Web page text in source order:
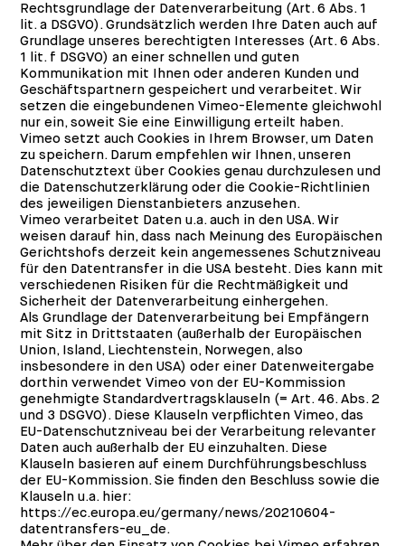
Rechtsgrundlage der Datenverarbeitung (Art. 6 Abs. 1
lit. a DSGVO). Grundsätzlich werden Ihre Daten auch auf
Grundlage unseres berechtigten Interesses (Art. 6 Abs.
1 lit. f DSGVO) an einer schnellen und guten
Kommunikation mit Ihnen oder anderen Kunden und
Geschäftspartnern gespeichert und verarbeitet. Wir
setzen die eingebundenen Vimeo-Elemente gleichwohl
nur ein, soweit Sie eine Einwilligung erteilt haben.
Vimeo setzt auch Cookies in Ihrem Browser, um Daten
zu speichern. Darum empfehlen wir Ihnen, unseren
Datenschutztext über Cookies genau durchzulesen und
die Datenschutzerklärung oder die Cookie-Richtlinien
des jeweiligen Dienstanbieters anzusehen.
Vimeo verarbeitet Daten u.a. auch in den USA. Wir
weisen darauf hin, dass nach Meinung des Europäischen
Gerichtshofs derzeit kein angemessenes Schutzniveau
für den Datentransfer in die USA besteht. Dies kann mit
verschiedenen Risiken für die Rechtmäßigkeit und
Sicherheit der Datenverarbeitung einhergehen.
Als Grundlage der Datenverarbeitung bei Empfängern
mit Sitz in Drittstaaten (außerhalb der Europäischen
Union, Island, Liechtenstein, Norwegen, also
insbesondere in den USA) oder einer Datenweitergabe
dorthin verwendet Vimeo von der EU-Kommission
genehmigte Standardvertragsklauseln (= Art. 46. Abs. 2
und 3 DSGVO). Diese Klauseln verpflichten Vimeo, das
EU-Datenschutzniveau bei der Verarbeitung relevanter
Daten auch außerhalb der EU einzuhalten. Diese
Klauseln basieren auf einem Durchführungsbeschluss
der EU-Kommission. Sie finden den Beschluss sowie die
Klauseln u.a. hier:
https://ec.europa.eu/germany/news/20210604-
datentransfers-eu_de.